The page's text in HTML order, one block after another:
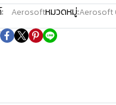
Aerosoftหมวดหมู่:Aerosoft